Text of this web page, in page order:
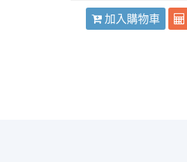
加入購物車